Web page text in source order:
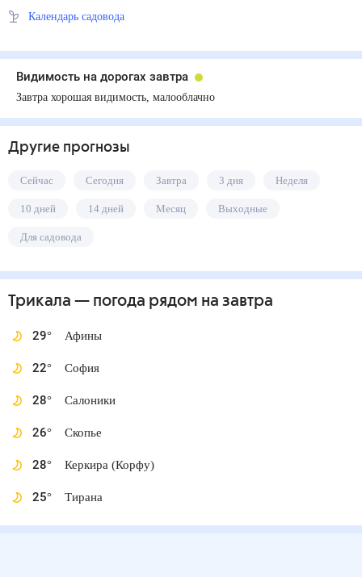
Календарь садовода
Видимость на дорогах завтра
Завтра хорошая видимость, малооблачно
Другие прогнозы
Сейчас Сегодня Завтра 3 дня Неделя
10 дней 14 дней Месяц Выходные
Для садовода
Трикала — погода рядом на завтра
29° Афины
22° София
28° Салоники
26° Скопье
28° Керкира (Корфу)
25° Тирана